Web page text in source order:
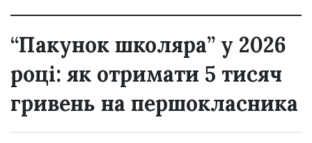
“Пакунок школяра” у 2026
році: як отримати 5 тисяч
гривень на першокласника